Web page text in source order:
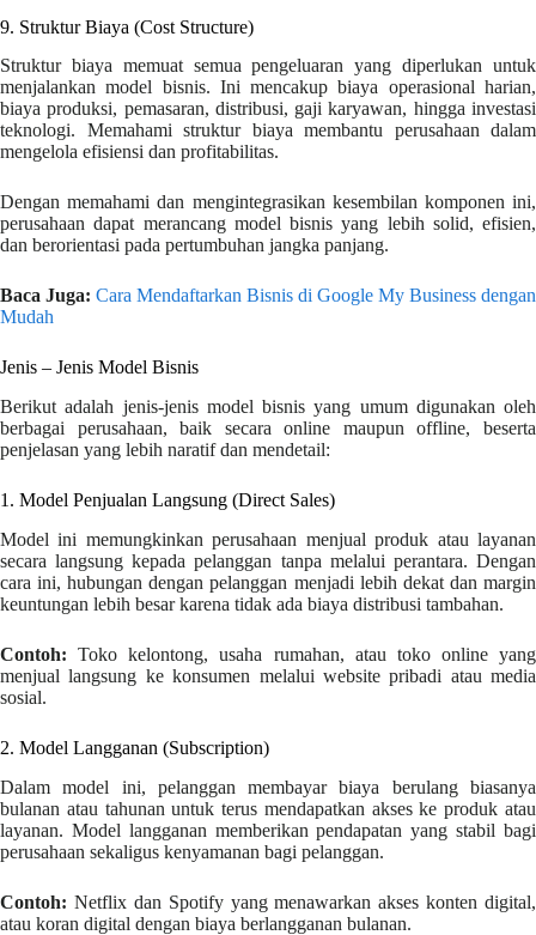
9. Struktur Biaya (Cost Structure)
Struktur biaya memuat semua pengeluaran yang diperlukan untuk
menjalankan model bisnis. Ini mencakup biaya operasional harian,
biaya produksi, pemasaran, distribusi, gaji karyawan, hingga investasi
teknologi. Memahami struktur biaya membantu perusahaan dalam
mengelola efisiensi dan profitabilitas.
Dengan memahami dan mengintegrasikan kesembilan komponen ini,
perusahaan dapat merancang model bisnis yang lebih solid, efisien,
dan berorientasi pada pertumbuhan jangka panjang.
Baca Juga: Cara Mendaftarkan Bisnis di Google My Business dengan
Mudah
Jenis – Jenis Model Bisnis
Berikut adalah jenis-jenis model bisnis yang umum digunakan oleh
berbagai perusahaan, baik secara online maupun offline, beserta
penjelasan yang lebih naratif dan mendetail:
1. Model Penjualan Langsung (Direct Sales)
Model ini memungkinkan perusahaan menjual produk atau layanan
secara langsung kepada pelanggan tanpa melalui perantara. Dengan
cara ini, hubungan dengan pelanggan menjadi lebih dekat dan margin
keuntungan lebih besar karena tidak ada biaya distribusi tambahan.
Contoh: Toko kelontong, usaha rumahan, atau toko online yang
menjual langsung ke konsumen melalui website pribadi atau media
sosial.
2. Model Langganan (Subscription)
Dalam model ini, pelanggan membayar biaya berulang biasanya
bulanan atau tahunan untuk terus mendapatkan akses ke produk atau
layanan. Model langganan memberikan pendapatan yang stabil bagi
perusahaan sekaligus kenyamanan bagi pelanggan.
Contoh: Netflix dan Spotify yang menawarkan akses konten digital,
atau koran digital dengan biaya berlangganan bulanan.